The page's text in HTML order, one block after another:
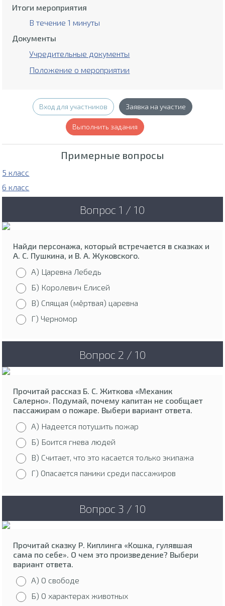
Итоги мероприятия
В течение 1 минуты
Документы
Учредительные документы
Положение о мероприятии
Вход для участников Заявка на участие
Выполнить задания
Примерные вопросы
5 класс
6 класс
Вопрос 1 / 10
Найди персонажа, который встречается в сказках и
А. С. Пушкина, и В. А. Жуковского.
А) Царевна Лебедь
Б) Королевич Елисей
В) Спящая (мёртвая) царевна
Г) Черномор
Вопрос 2 / 10
Прочитай рассказ Б. С. Житкова «Механик
Салерно». Подумай, почему капитан не сообщает
пассажирам о пожаре. Выбери вариант ответа.
А) Надеется потушить пожар
Б) Боится гнева людей
В) Считает, что это касается только экипажа
Г) Опасается паники среди пассажиров
Вопрос 3 / 10
Прочитай сказку Р. Киплинга «Кошка, гулявшая
сама по себе». О чем это произведение? Выбери
вариант ответа.
А) О свободе
Б) О характерах животных